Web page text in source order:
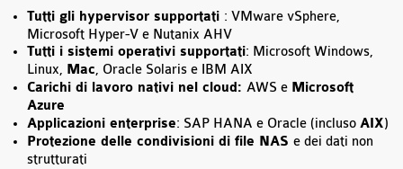
Tutti gli hypervisor supportati : VMware vSphere,
Microsoft Hyper-V e Nutanix AHV
Tutti i sistemi operativi supportati: Microsoft Windows,
Linux, Mac, Oracle Solaris e IBM AIX
Carichi di lavoro nativi nel cloud: AWS e Microsoft
Azure
Applicazioni enterprise: SAP HANA e Oracle (incluso AIX)
Protezione delle condivisioni di file NAS e dei dati non
strutturati